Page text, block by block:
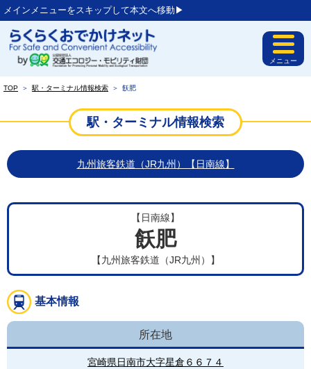
メインメニューをスキップして本文へ移動▶︎
メニュー
TOP ＞ 駅・ターミナル情報検索 ＞ 飫肥
駅・ターミナル情報検索
九州旅客鉄道（JR九州）【日南線】
【日南線】
飫肥
【九州旅客鉄道（JR九州）】
基本情報
所在地
宮崎県日南市大字星倉６６７４